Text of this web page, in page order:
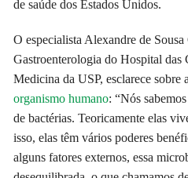
de saúde dos Estados Unidos.
O especialista Alexandre de
Gastroenterologia do Hospital das
Medicina da USP, esclarece sobre
organismo humano: “Nós
de bactérias. Teoricamente elas
isso, elas têm vários poderes
alguns fatores externos, essa